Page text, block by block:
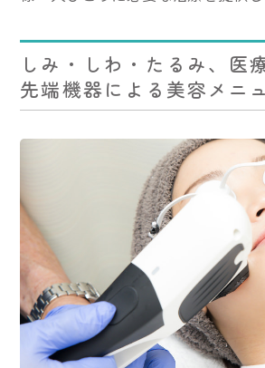
しみ・しわ・たるみ、医
先端機器による美容メニ